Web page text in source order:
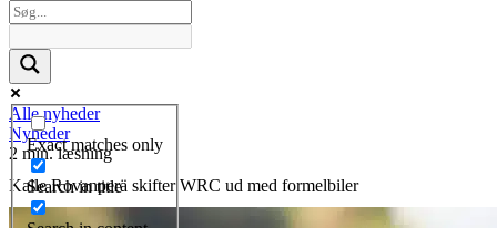
Exact matches only
Search in title
Alle nyheder
Nyheder
2 min. læsning
Kalle Rovanperä skifter WRC ud med formelbiler